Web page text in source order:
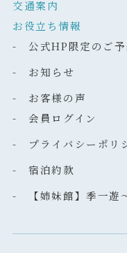
交通案内
お役立ち情報
- 公式HP限定のご予
- お知らせ
- お客様の声
- 会員ログイン
- プライバシーポリ
- 宿泊約款
- 【姉妹館】季一